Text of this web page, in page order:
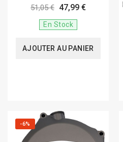
51,05 € 47,99 €
En Stock
AJOUTER AU PANIER
-6%